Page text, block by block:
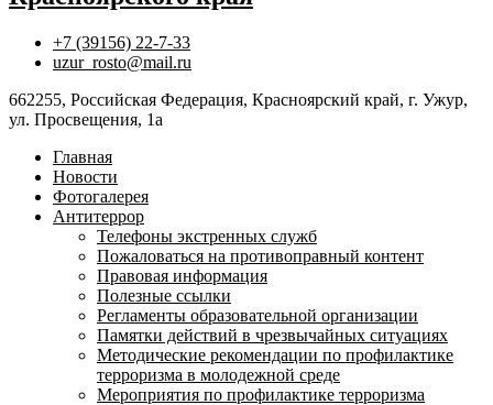
+7 (39156) 22-7-33
uzur_rosto@mail.ru
662255, Российская Федерация, Красноярский край, г. Ужур,
ул. Просвещения, 1а
Главная
Новости
Фотогалерея
Антитеррор
Телефоны экстренных служб
Пожаловаться на противоправный контент
Правовая информация
Полезные ссылки
Регламенты образовательной организации
Памятки действий в чрезвычайных ситуациях
Методические рекомендации по профилактике
терроризма в молодежной среде
Мероприятия по профилактике терроризма